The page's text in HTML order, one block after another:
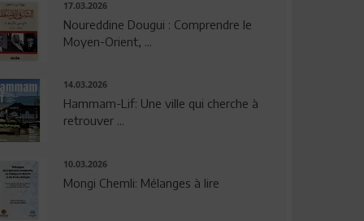
17.03.2026
Noureddine Dougui : Comprendre le
Moyen-Orient, ...
14.03.2026
Hammam-Lif: Une ville qui cherche à
retrouver ...
10.03.2026
Mongi Chemli: Mélanges à lire